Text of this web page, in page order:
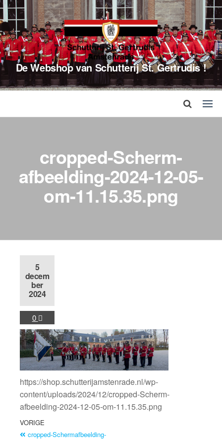
De Webshop van Schutterij St. Gertrudis !
cropped-Scherm­
afbeelding-2024-12-05-
om-11.15.35.png
5
decem
ber
2024
0
https://shop.schutterijamstenrade.nl/wp-
content/uploads/2024/12/cropped-Scherm­
afbeelding-2024-12-05-om-11.15.35.png
VORIGE
cropped-Scherm­afbeelding-